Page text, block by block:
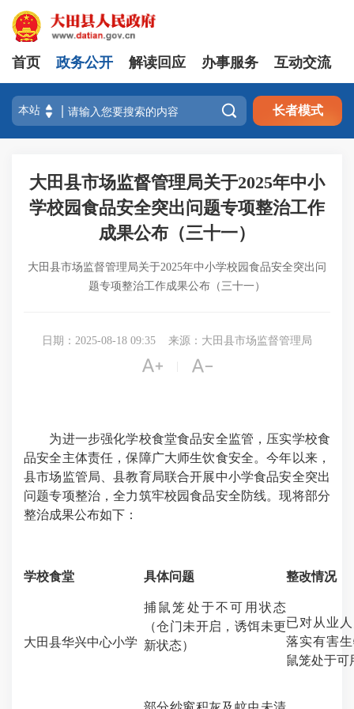
首页 政务公开 解读回应 办事服务 互动交流
 长者模式
大田县市场监督管理局关于2025年中小
学校园食品安全突出问题专项整治工作
成果公布（三十一）
大田县市场监督管理局关于2025年中小学校园食品安全突出问
题专项整治工作成果公布（三十一）
日期：2025-08-18 09:35 来源：大田县市场监督管理局
 
为进一步强化学校食堂食品安全监管，压实学校食
品安全主体责任，保障广大师生饮食安全。今年以来，
县市场监管局、县教育局联合开展中小学食品安全突出
问题专项整治，全力筑牢校园食品安全防线。现将部分
整治成果公布如下：
学校食堂 具体问题 整改情况
大田县华兴中心小学
捕鼠笼处于不可用状态
（仓门未开启，诱饵未更
新状态）
已对从业
落实有害
鼠笼处于可